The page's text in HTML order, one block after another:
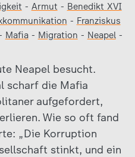
- Armut - Benedikt XVI
- Franziskus
Mafia- Migration - Neapel-
Neapel besucht.
scharf die Mafia
aufgefordert,
Wie so oft fand
„Die Korruption
stinkt, und ein